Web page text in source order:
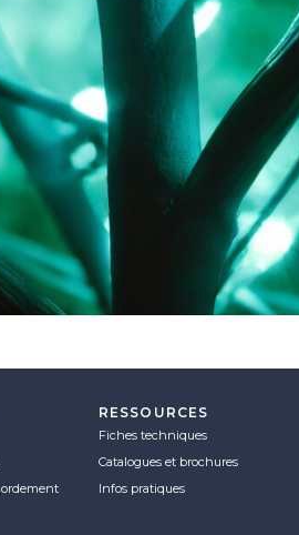
RESSOURCES
Fiches techniques
Catalogues et brochures
Infos pratiques